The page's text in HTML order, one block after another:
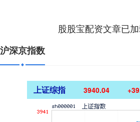
股股宝配资文章已
沪深京指数
上证综指 3940.04